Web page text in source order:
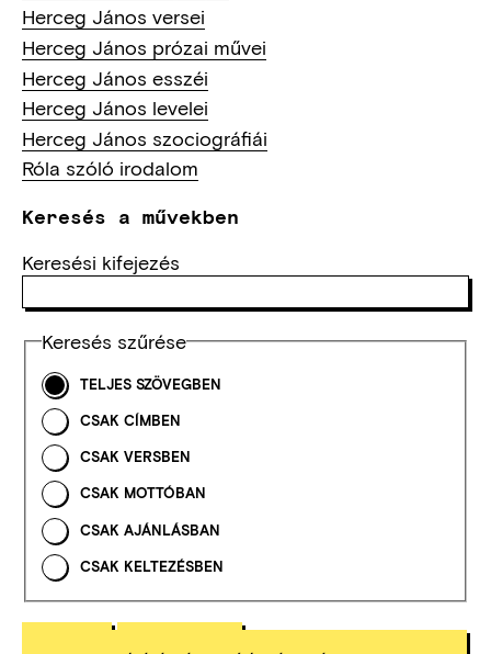
Herceg János versei
Herceg János prózai művei
Herceg János esszéi
Herceg János levelei
Herceg János szociográfiái
Róla szóló irodalom
Keresés a művekben
Keresési kifejezés
Keresés szűrése
TELJES SZÖVEGBEN
CSAK CÍMBEN
CSAK VERSBEN
CSAK MOTTÓBAN
CSAK AJÁNLÁSBAN
CSAK KELTEZÉSBEN